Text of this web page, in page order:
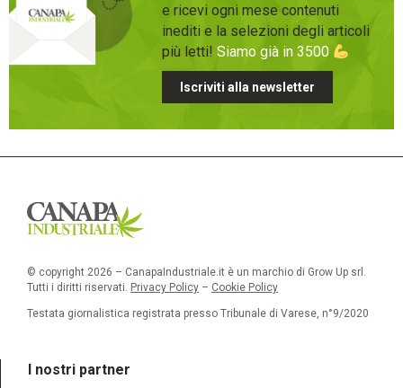
e ricevi ogni mese contenuti
inediti e la selezioni degli articoli
più letti! Siamo già in 3500
Iscriviti alla newsletter
© copyright 2026 – CanapaIndustriale.it è un marchio di Grow Up srl.
Tutti i diritti riservati. Privacy Policy – Cookie Policy
Testata giornalistica registrata presso Tribunale di Varese, n°9/2020
I nostri partner